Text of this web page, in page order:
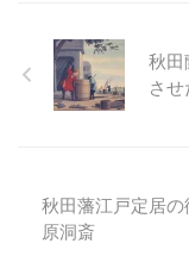
秋田
さ
秋田藩江戸定居
原洞斎